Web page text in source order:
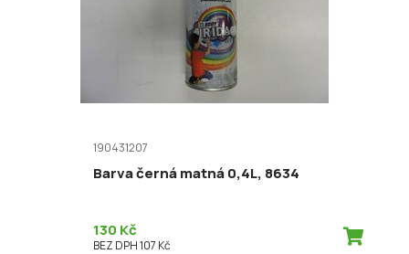
190431207
Barva černá matná 0,4L, 8634
130 Kč
BEZ DPH 107 Kč